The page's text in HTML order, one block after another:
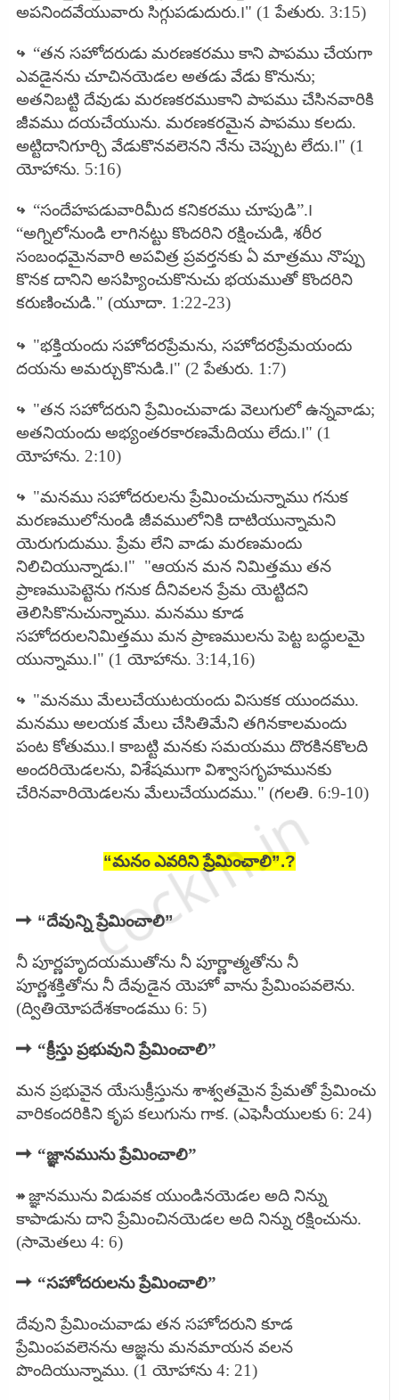
అపనిందవేయువారు సిగ్గుపడుదురు.౹" (1 పేతురు. 3:15)
↪ “తన సహోదరుడు మరణకరము కాని పాపము చేయగా
ఎవడైనను చూచినయెడల అతడు వేడు కొనును;
అతనిబట్టి దేవుడు మరణకరముకాని పాపము చేసినవారికి
జీవము దయచేయును. మరణకరమైన పాపము కలదు.
అట్టిదానిగూర్చి వేడుకొనవలెనని నేను చెప్పుట లేదు.౹" (1
యోహాను. 5:16)
↪ “సందేహపడువారిమీద కనికరము చూపుడి”.౹
“అగ్నిలోనుండి లాగినట్టు కొందరిని రక్షించుడి, శరీర
సంబంధమైనవారి అపవిత్ర ప్రవర్తనకు ఏ మాత్రము నొప్పు
కొనక దానిని అసహ్యించుకొనుచు భయముతో కొందరిని
కరుణించుడి." (యూదా. 1:22-23)
↪ "భక్తియందు సహోదరప్రేమను, సహోదరప్రేమయందు
దయను అమర్చుకొనుడి.౹" (2 పేతురు. 1:7)
↪ "తన సహోదరుని ప్రేమించువాడు వెలుగులో ఉన్నవాడు;
అతనియందు అభ్యంతరకారణమేదియు లేదు.౹" (1
యోహాను. 2:10)
↪ "మనము సహోదరులను ప్రేమించుచున్నాము గనుక
మరణములోనుండి జీవములోనికి దాటియున్నామని
యెరుగుదుము. ప్రేమ లేని వాడు మరణమందు
నిలిచియున్నాడు.౹" "ఆయన మన నిమిత్తము తన
ప్రాణముపెట్టెను గనుక దీనివలన ప్రేమ యెట్టిదని
తెలిసికొనుచున్నాము. మనము కూడ
సహోదరులనిమిత్తము మన ప్రాణములను పెట్ట బద్ధులమై
యున్నాము.౹" (1 యోహాను. 3:14,16)
↪ "మనము మేలుచేయుటయందు విసుకక యుందము.
మనము అలయక మేలు చేసితిమేని తగినకాలమందు
పంట కోతుము.౹ కాబట్టి మనకు సమయము దొరకినకొలది
అందరియెడలను, విశేషముగా విశ్వాసగృహమునకు
చేరినవారియెడలను మేలుచేయుదము." (గలతి. 6:9-10)
“మనం ఎవరిని ప్రేమించాలి”.?
➡ “దేవున్ని ప్రేమించాలి”
నీ పూర్ణహృదయముతోను నీ పూర్ణాత్మతోను నీ
పూర్ణశక్తితోను నీ దేవుడైన యెహో వాను ప్రేమింపవలెను.
(ద్వితియోపదేశకాండము 6: 5)
➡ “క్రీస్తు ప్రభువుని ప్రేమించాలి”
మన ప్రభువైన యేసుక్రీస్తును శాశ్వతమైన ప్రేమతో ప్రేమించు
వారికందరికిని కృప కలుగును గాక. (ఎఫెసీయులకు 6: 24)
➡ “జ్ఞానమును ప్రేమించాలి”
↠జ్ఞానమును విడువక యుండినయెడల అది నిన్ను
కాపాడును దాని ప్రేమించినయెడల అది నిన్ను రక్షించును.
(సామెతలు 4: 6)
➡ “సహోదరులను ప్రేమించాలి”
దేవుని ప్రేమించువాడు తన సహోదరుని కూడ
ప్రేమింపవలెనను ఆజ్ఞను మనమాయన వలన
పొందియున్నాము. (1 యోహాను 4: 21)